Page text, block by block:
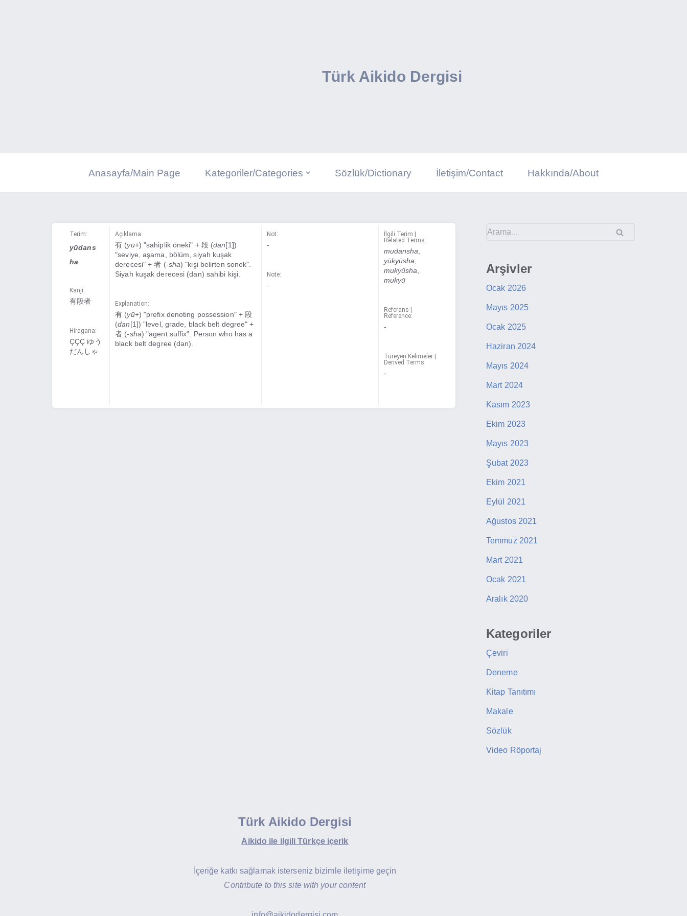
Türk Aikido Dergisi
Anasayfa/Main Page Kategoriler/Categories Sözlük/Dictionary İletişim/Contact Hakkında/About
Terim:
yūdans
ha
Kanji:
有段者
Hiragana:
ÇÇÇ ゆう
だんしゃ
Açıklama:
有 (yū+) "sahiplik öneki" + 段 (dan[1])
"seviye, aşama, bölüm, siyah kuşak
derecesi" + 者 (-sha) "kişi belirten sonek".
Siyah kuşak derecesi (dan) sahibi kişi.
Explanation:
有 (yū+) "prefix denoting possession" + 段
(dan[1]) "level, grade, black belt degree" +
者 (-sha) "agent suffix". Person who has a
black belt degree (dan).
Not:
-
Note:
-
İlgili Terim |
Related Terms:
mudansha
yūkyūsha
mukyūsha
mukyū
Referans |
Reference:
-
Türeyen Kelimeler |
Derived Terms:
-
Arşivler
Ocak 2026
Mayıs 2025
Ocak 2025
Haziran 2024
Mayıs 2024
Mart 2024
Kasım 2023
Ekim 2023
Mayıs 2023
Şubat 2023
Ekim 2021
Eylül 2021
Ağustos 2021
Temmuz 2021
Mart 2021
Ocak 2021
Aralık 2020
Kategoriler
Çeviri
Deneme
Kitap Tanıtımı
Makale
Sözlük
Video Röportaj
Türk Aikido Dergisi
Aikido ile ilgili Türkçe içerik
İçeriğe katkı sağlamak isterseniz bizimle iletişime geçin
Contribute to this site with your content